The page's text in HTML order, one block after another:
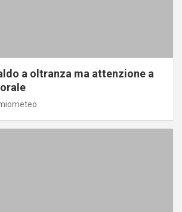
a oltranza ma attenzione a